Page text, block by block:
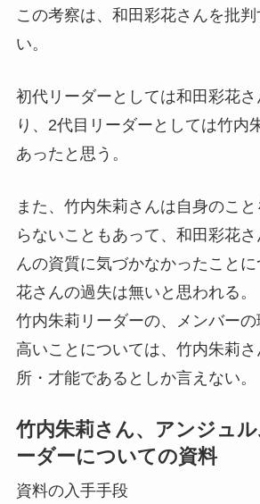
この考察は、和田彩花さんを批
い。
初代リーダーとしては和田彩花
り、2代目リーダーとしては竹内
あったと思う。
また、竹内朱莉さんは自身のこ
らないこともあって、和田彩花
んの資質に気づかなかったこと
花さんの過失は無いと思われる。
竹内朱莉リーダーの、メンバー
高いことについては、竹内朱莉
所・才能であるとしか言えない。
竹内朱莉さん、アンジュル
ーダーについての資料
資料の入手手段